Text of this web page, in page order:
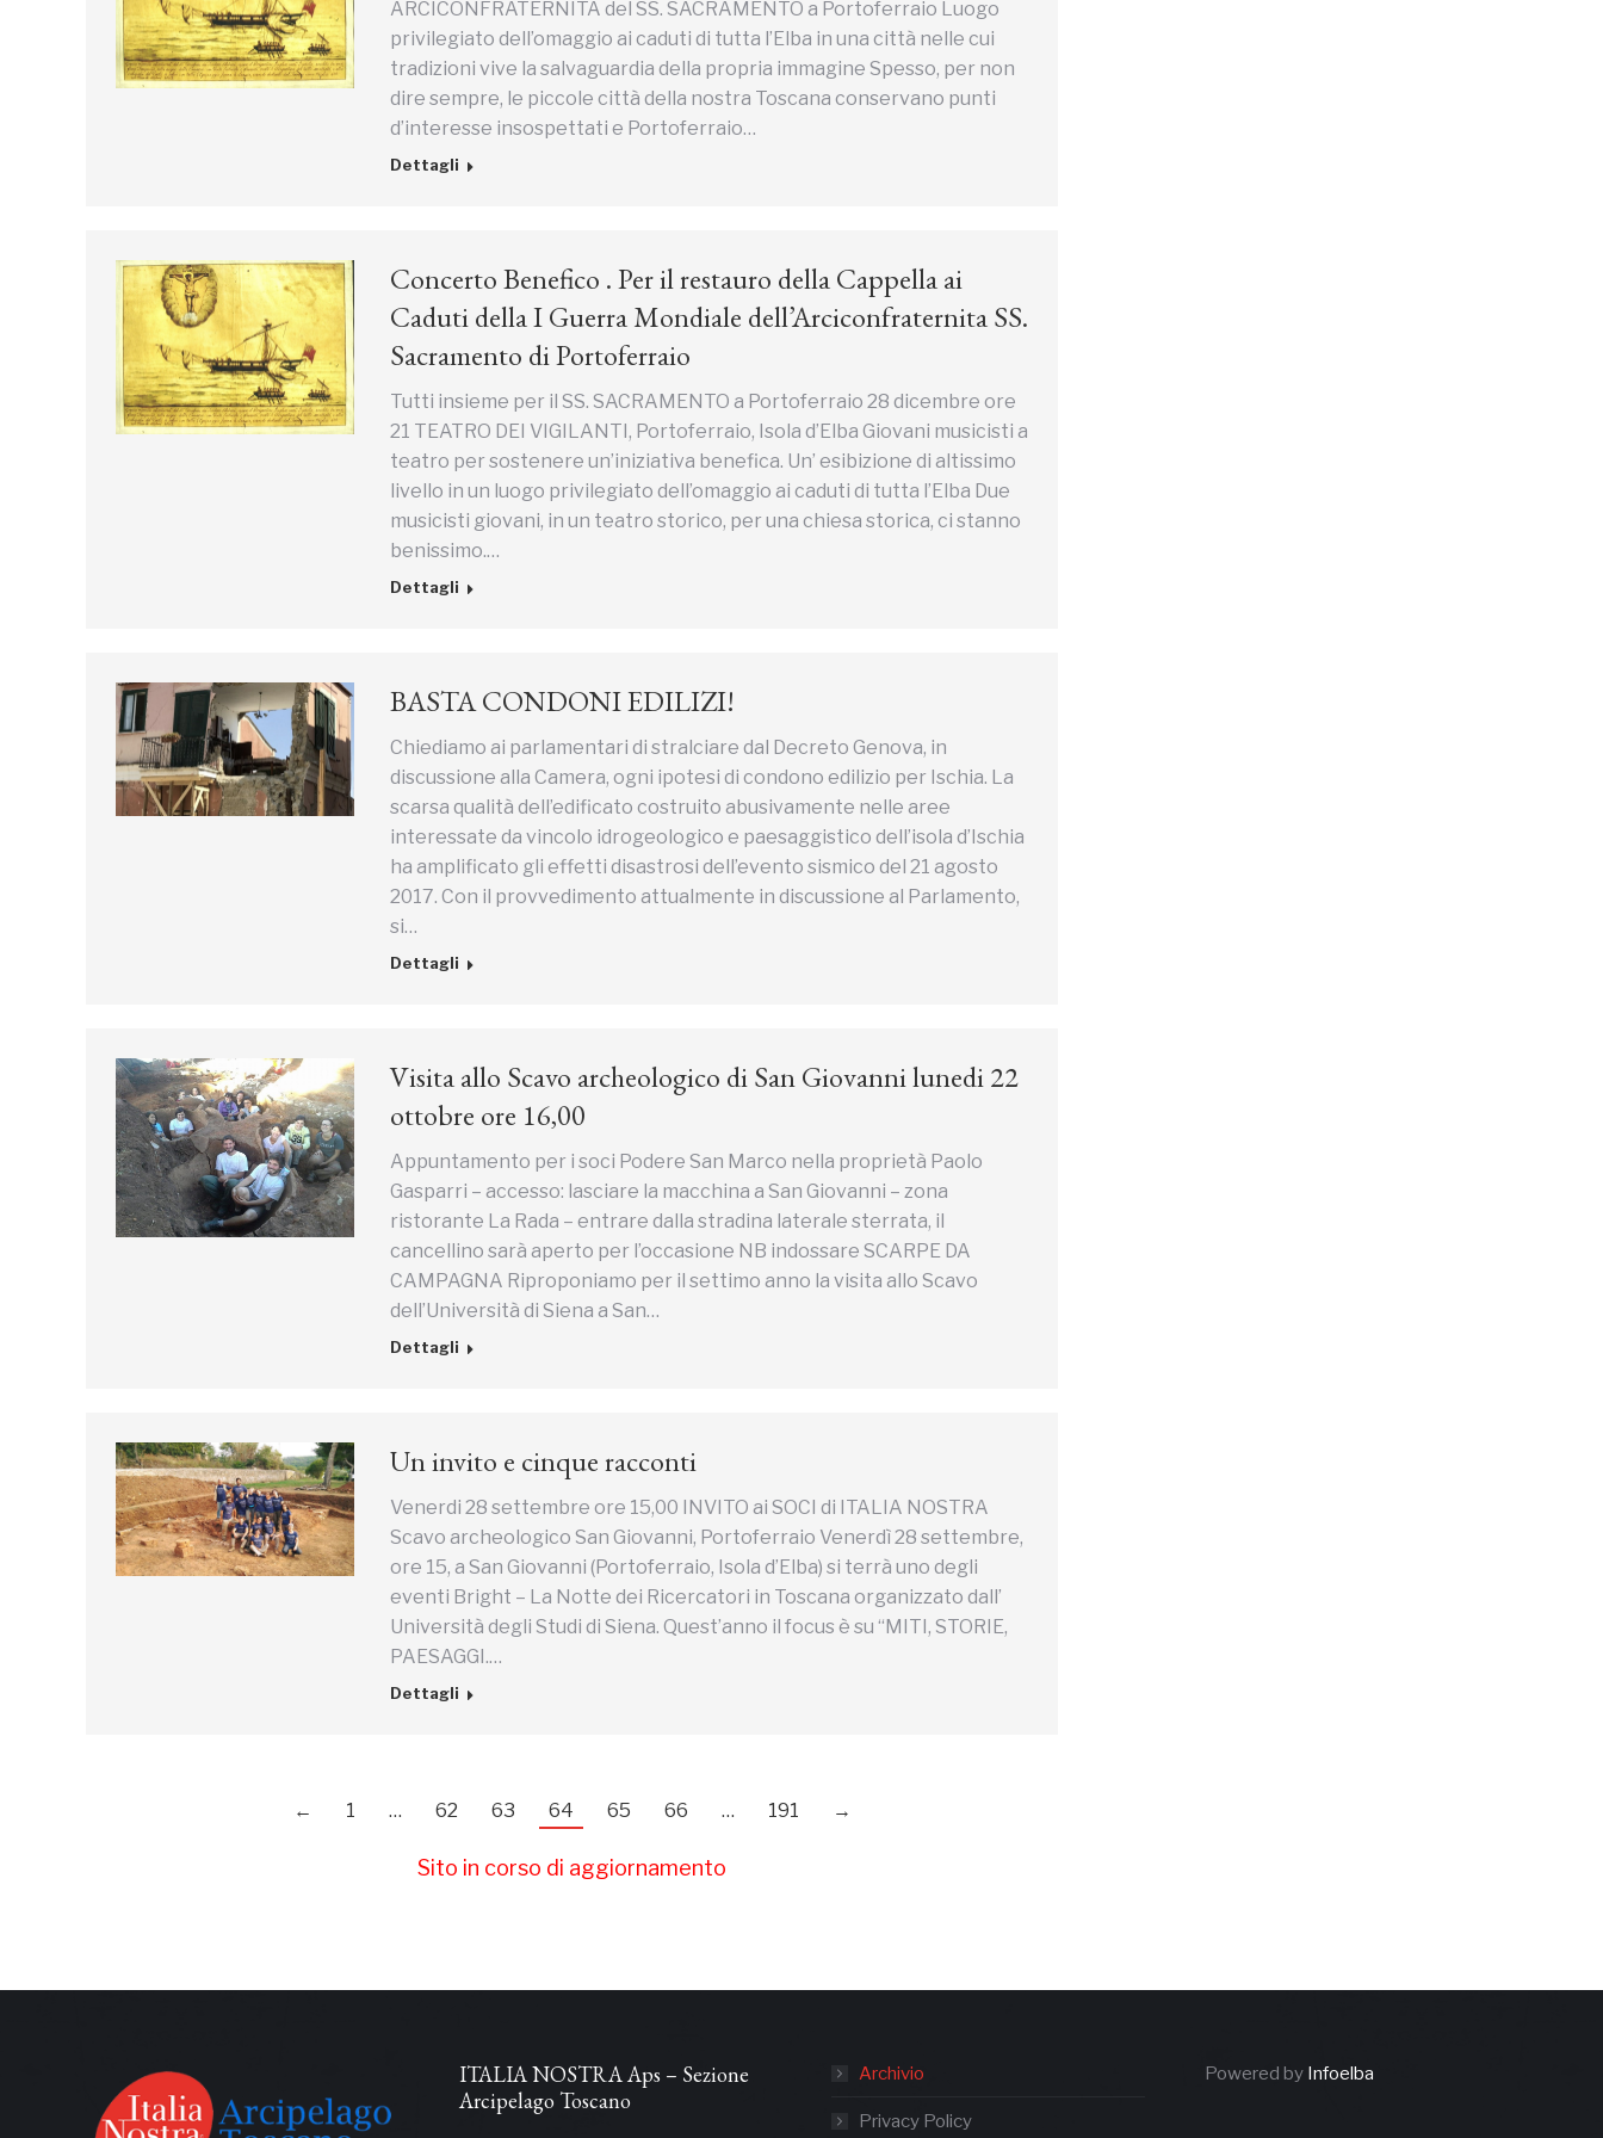
ARCICONFRATERNITA del SS. SACRAMENTO a Portoferraio Luogo
privilegiato dell’omaggio ai caduti di tutta l’Elba in una città nelle cui
tradizioni vive la salvaguardia della propria immagine Spesso, per non
dire sempre, le piccole città della nostra Toscana conservano punti
d’interesse insospettati e Portoferraio…
Dettagli
Concerto Benefico . Per il restauro della Cappella ai
Caduti della I Guerra Mondiale dell’Arciconfraternita SS.
Sacramento di Portoferraio
Tutti insieme per il SS. SACRAMENTO a Portoferraio 28 dicembre ore
21 TEATRO DEI VIGILANTI, Portoferraio, Isola d’Elba Giovani musicisti a
teatro per sostenere un’iniziativa benefica. Un’ esibizione di altissimo
livello in un luogo privilegiato dell’omaggio ai caduti di tutta l’Elba Due
musicisti giovani, in un teatro storico, per una chiesa storica, ci stanno
benissimo.…
Dettagli
BASTA CONDONI EDILIZI!
Chiediamo ai parlamentari di stralciare dal Decreto Genova, in
discussione alla Camera, ogni ipotesi di condono edilizio per Ischia. La
scarsa qualità dell’edificato costruito abusivamente nelle aree
interessate da vincolo idrogeologico e paesaggistico dell’isola d’Ischia
ha amplificato gli effetti disastrosi dell’evento sismico del 21 agosto
2017. Con il provvedimento attualmente in discussione al Parlamento,
si…
Dettagli
Visita allo Scavo archeologico di San Giovanni lunedi 22
ottobre ore 16,00
Appuntamento per i soci Podere San Marco nella proprietà Paolo
Gasparri – accesso: lasciare la macchina a San Giovanni – zona
ristorante La Rada – entrare dalla stradina laterale sterrata, il
cancellino sarà aperto per l’occasione NB indossare SCARPE DA
CAMPAGNA Riproponiamo per il settimo anno la visita allo Scavo
dell’Università di Siena a San…
Dettagli
Un invito e cinque racconti
Venerdi 28 settembre ore 15,00 INVITO ai SOCI di ITALIA NOSTRA
Scavo archeologico San Giovanni, Portoferraio Venerdì 28 settembre,
ore 15, a San Giovanni (Portoferraio, Isola d’Elba) si terrà uno degli
eventi Bright – La Notte dei Ricercatori in Toscana organizzato dall’
Università degli Studi di Siena. Quest’anno il focus è su “MITI, STORIE,
PAESAGGI.…
Dettagli
← 1 … 62 63 64 65 66 … 191 →
Sito in corso di aggiornamento
ITALIA NOSTRA Aps – Sezione
Arcipelago Toscano
Archivio
Privacy Policy
Powered by Infoelba